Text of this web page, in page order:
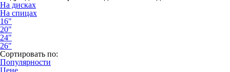
На дисках
На спицах
16"
20"
24"
26"
Сортировать по:
Популярности
Цене